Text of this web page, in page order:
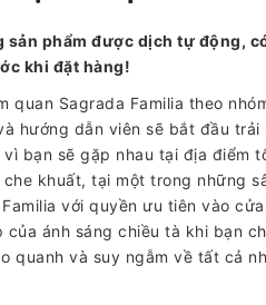
sản phẩm được dịch tự động,
khi đặt hàng!
quan Sagrada Familia theo
hướng dẫn viên sẽ bắt đầu
bạn sẽ gặp nhau tại địa điểm
khuất, tại một trong những
với quyền ưu tiên vào
của ánh sáng chiều tà khi bạn
quanh và suy ngẫm về tất cả